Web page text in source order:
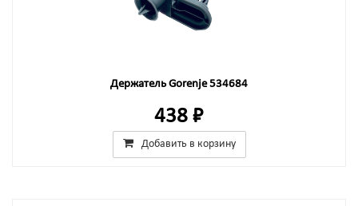
Держатель Gorenje 534684
438 ₽
Добавить в корзину